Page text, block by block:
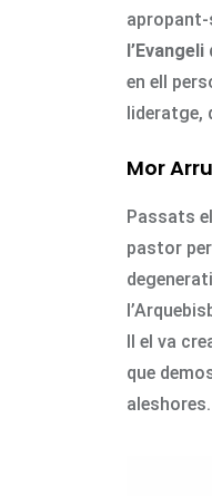
en ell
lideratge,
Mor
Passats
pastor
II el va
que
aleshores.